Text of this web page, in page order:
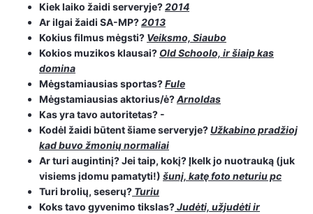
Kiek laiko žaidi serveryje?2014
Ar ilgai žaidi SA-MP?2013
Kokius filmus mėgsti? Veiksmo, Siaubo
Kokios muzikos klausai? Old Schoolo, ir šiaip kas
domina
Mėgstamiausias sportas?Fule
Mėgstamiausias aktorius/ė?Arnoldas
Kas yra tavo autoritetas? -
Kodėl žaidi būtent šiame serveryje?Užkabino pradžioj
kad buvo žmonių normaliai
Ar turi augintinį? Jei taip, kokį? Įkelk jo nuotrauką (juk
visiems įdomu pamatyti!) šunį, katę foto neturiu pc
Turi brolių, seserų? Turiu
Koks tavo gyvenimo tikslas?Judėti, užjudėti ir